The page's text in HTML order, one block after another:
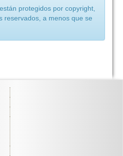
protegidos por copyright,
reservados, a menos que se